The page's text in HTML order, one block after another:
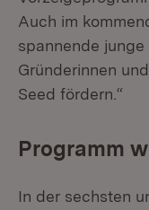
Auch im
spannende
Gründerinnen
Seed fördern.“
Programm
In der sechsten